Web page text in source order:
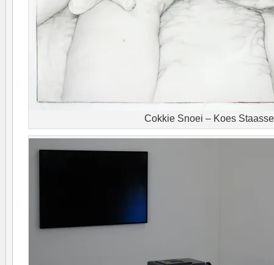
Cokkie Snoei – Koes